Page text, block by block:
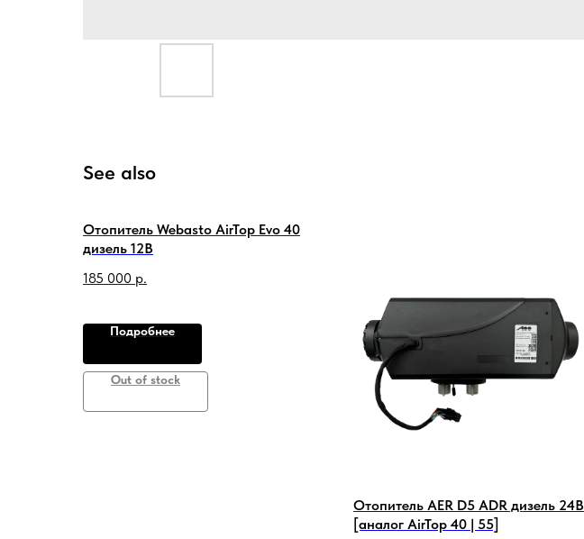
See also
Отопитель Webasto AirTop Evo 40
дизель 12В
185 000 р.
Подробнее
Out of stock
Отопитель AER D5 ADR дизель 24В
[аналог AirTop 40 | 55]